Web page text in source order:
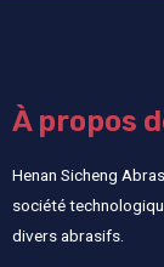
À propos
Henan Sicheng
société
divers abrasifs.